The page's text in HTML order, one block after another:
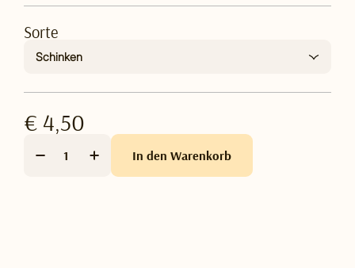
Sorte
Schinken
€ 4,50
In den Warenkorb